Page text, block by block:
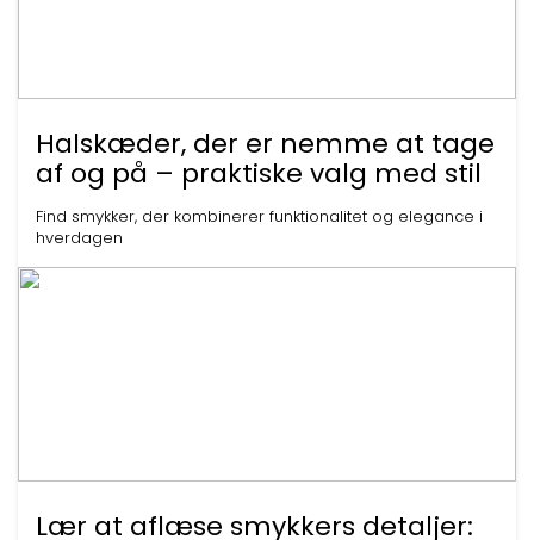
Halskæder, der er nemme at tage
af og på – praktiske valg med stil
Find smykker, der kombinerer funktionalitet og elegance i
hverdagen
Lær at aflæse smykkers detaljer: